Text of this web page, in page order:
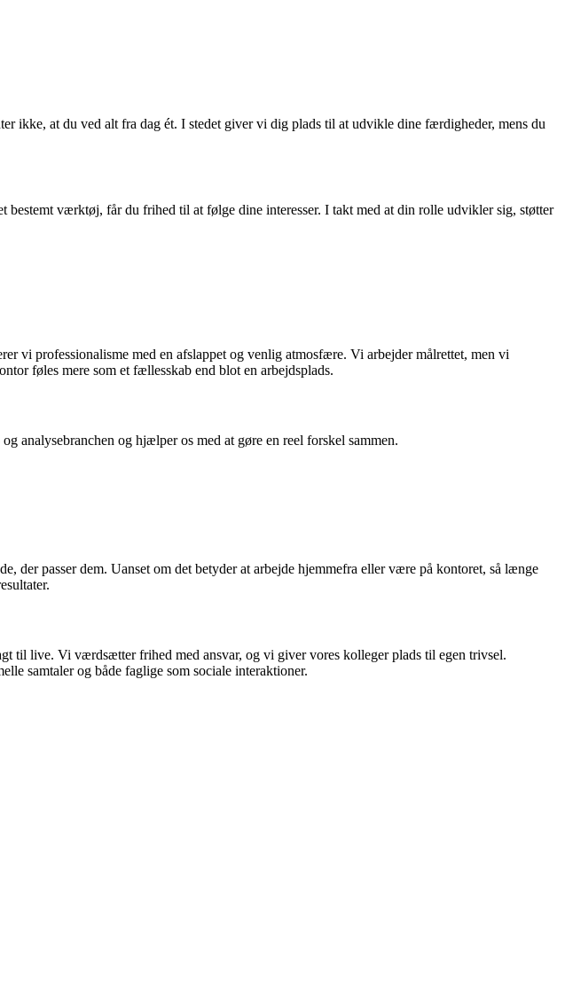
ikke, at du ved alt fra dag ét. I stedet giver vi dig plads til at udvikle dine færdigheder, mens du
værktøj, får du frihed til at følge dine interesser. I takt med at din rolle udvikler sig, støtter
vi professionalisme med en afslappet og venlig atmosfære. Vi arbejder målrettet, men vi
føles mere som et fællesskab end blot en arbejdsplads.
analysebranchen og hjælper os med at gøre en reel forskel sammen.
der passer dem. Uanset om det betyder at arbejde hjemmefra eller være på kontoret, så længe
til live. Vi værdsætter frihed med ansvar, og vi giver vores kolleger plads til egen trivsel.
samtaler og både faglige som sociale interaktioner.